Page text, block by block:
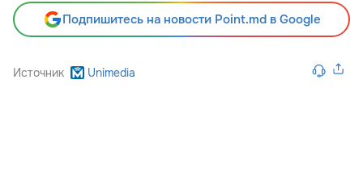
Подпишитесь на новости Point.md в Google
Источник Unimedia